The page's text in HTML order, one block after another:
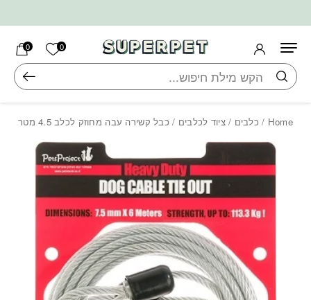
0 הרשימה
0
חיפוש
Home
/ כלבים /ציוד לכלבים / כבל קשירה עבה מחוזק לכלב 4.5 מטר